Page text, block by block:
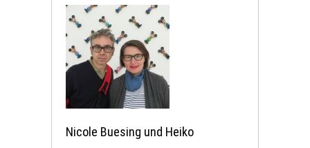
Nicole Buesing und Heiko